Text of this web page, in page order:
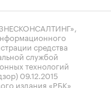
средства
службой
технологий
09.12.2015
издания «РБК»